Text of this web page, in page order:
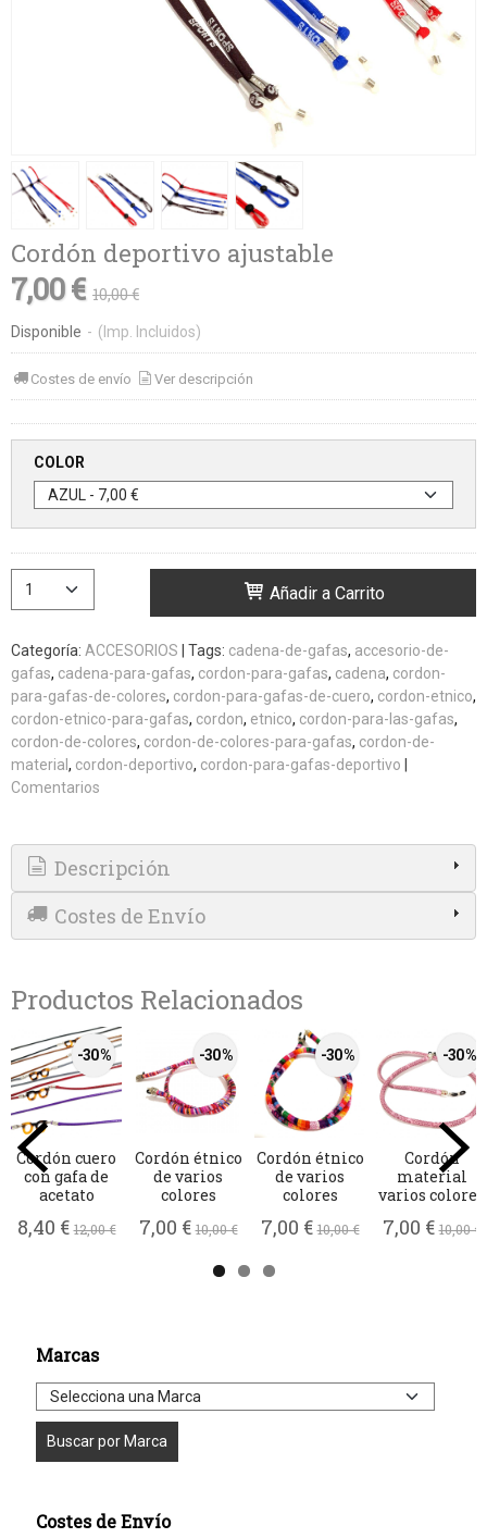
Marcas
Costes de Envío
Cordón deportivo ajustable
7,00 € 10,00 €
Disponible - (Imp. Incluidos)
Costes de envío Ver descripción
COLOR
Añadir a Carrito
Categoría: ACCESORIOS | Tags: cadena-de-gafas accesorio-de-
gafas cadena-para-gafas cordon-para-gafas cadena cordon-
para-gafas-de-colores cordon-para-gafas-de-cuero cordon-etnico
cordon-etnico-para-gafas cordon etnico cordon-para-las-gafas
cordon-de-colores cordon-de-colores-para-gafas cordon-de-
material cordon-deportivo cordon-para-gafas-deportivo |
Comentarios
Descripción
Costes de Envío
Productos Relacionados
-30 %
Cordón cuero
con gafa de
acetato
8,40 €12,00 €
-30 %
Cordón étnico
de varios
colores
7,00 €10,00 €
-30 %
Cordón étnico
de varios
colores
7,00 €10,00 €
-30 %
Cordón
material
varios colores
7,00 €10,00 €